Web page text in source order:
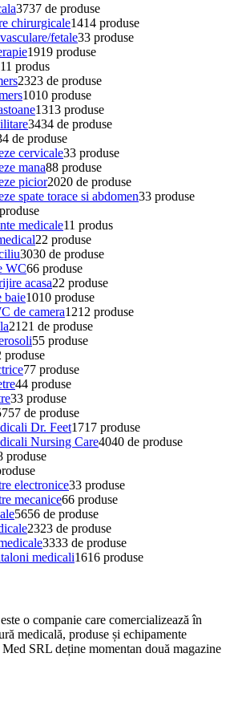
3737 de produse
chirurgicale1414 produse
fetale33 produse
1919 produse
11 produs
2323 de produse
1010 produse
1313 produse
3434 de produse
de produse
cervicale33 produse
mana88 produse
picior2020 de produse
spate torace si abdomen33 produse
medicale11 produs
22 produse
3030 de produse
WC66 produse
acasa22 produse
baie1010 produse
de camera1212 produse
21 21 de produse
55 produse
produse
77 produse
44 produse
33 produse
57 de produse
Dr. Feet1717 produse
Nursing Care4040 de produse
produse
electronice33 produse
mecanice66 produse
5656 de produse
2323 de produse
3333 de produse
medicali1616 produse
o companie care comercializează în
medicală, produse și echipamente
SRL deține momentan două magazine